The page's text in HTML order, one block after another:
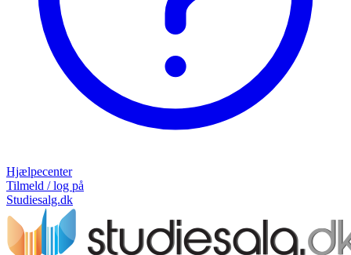
Hjælpecenter
Tilmeld / log på
Studiesalg.dk